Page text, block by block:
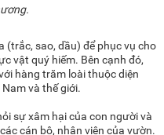
(trắc, sao, dầu) để phục vụ cho
vật quý hiếm. Bên cạnh đó,
hàng trăm loài thuộc diện
và thế giới.
sự xâm hại của con người và
cán bộ, nhân viên của vườn.